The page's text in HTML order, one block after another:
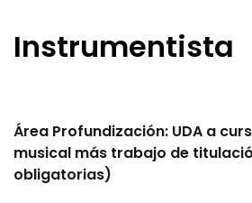
Instrumentista
Área Profundización: UDA a
musical más trabajo de
obligatorias)